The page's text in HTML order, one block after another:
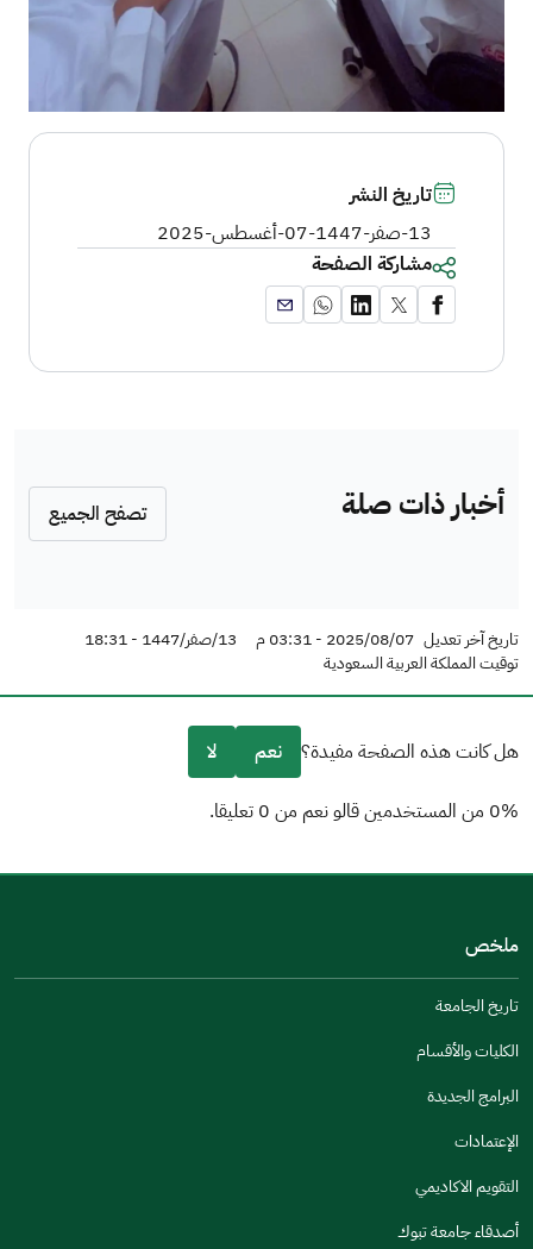
تاريخ النشر
13-صفر-1447
-07-أغسطس-2025
مشاركة الصفحة
أخبار ذات صلة تصفح الجميع
تاريخ آخر تعديل 2025/08/07 - 03:31 م
13/صفر/1447 - 18:31
توقيت المملكة العربية السعودية
هل كانت هذه الصفحة مفيدة؟ نعم لا
0% من المستخدمين قالو نعم من 0 تعليقا.
مكتوبة بشكل جيد
الإجابات كانت مرتبطة
تصميمه يجعله سهل القراءة
أخرى
جنس
ملخص
تاريخ الجامعة
الكليات والأقسام
البرامج الجديدة
الإعتمادات
التقويم الاكاديمي
أصدقاء جامعة تبوك